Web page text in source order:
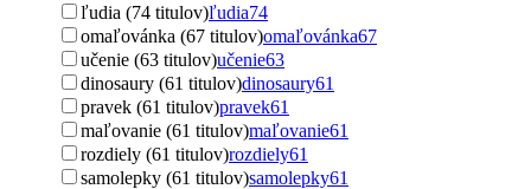
ľudia (74 titulov)ľudia74
omaľovánka (67 titulov)omaľovánka67
učenie (63 titulov)učenie63
dinosaury (61 titulov)dinosaury61
pravek (61 titulov)pravek61
maľovanie (61 titulov)maľovanie61
rozdiely (61 titulov)rozdiely61
samolepky (61 titulov)samolepky61